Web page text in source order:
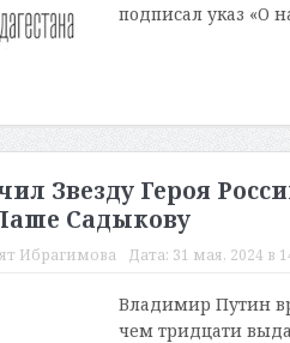
подписал указ «О
Звезду Героя
Садыкову
Ибрагимова Дата: 31 мая, 2024 в
Владимир Путин
чем тридцати